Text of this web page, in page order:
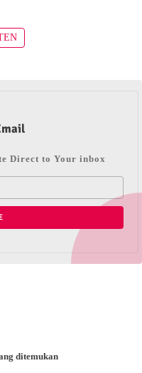
Direct to Your inbox
ditemukan